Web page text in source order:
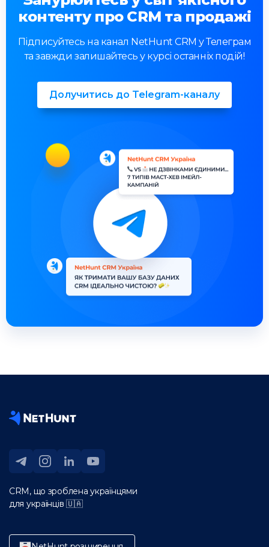
контенту про CRM та продажі
Підписуйтесь на канал NetHunt CRM у Телеграм
та завжди залишайтесь у курсі останніх подій!
Долучитись до Telegram-каналу
CRM, що зроблена українцями
для українців 🇺🇦